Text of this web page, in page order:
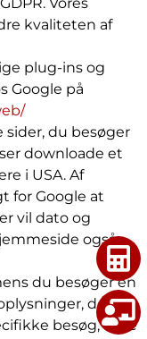
kvaliteten af
plug-ins og
Google på
sider, du besøger
downloade et
i USA. Af
for Google at
vil dato og
også
du besøger en
der
besøg, blive